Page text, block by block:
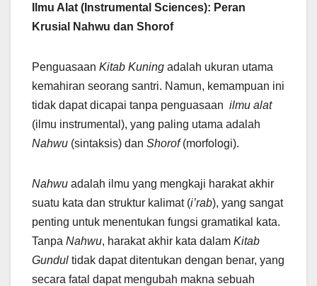
Ilmu Alat (Instrumental Sciences): Peran
Krusial Nahwu dan Shorof
Penguasaan Kitab Kuning adalah ukuran utama
kemahiran seorang santri. Namun, kemampuan ini
tidak dapat dicapai tanpa penguasaan ilmu alat
(ilmu instrumental), yang paling utama adalah
Nahwu (sintaksis) dan Shorof(morfologi).
Nahwu adalah ilmu yang mengkaji harakat akhir
suatu kata dan struktur kalimat (i’rab), yang sangat
penting untuk menentukan fungsi gramatikal kata.
Tanpa Nahwu, harakat akhir kata dalam Kitab
Gundul tidak dapat ditentukan dengan benar, yang
secara fatal dapat mengubah makna sebuah